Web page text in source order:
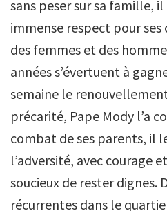
sans peser sur sa famille,
immense respect pour
des femmes et des
années s’évertuent à
semaine le
précarité, Pape Mody l’a
combat de ses parents, il
l’adversité, avec courage
soucieux de rester dignes.
récurrentes dans le